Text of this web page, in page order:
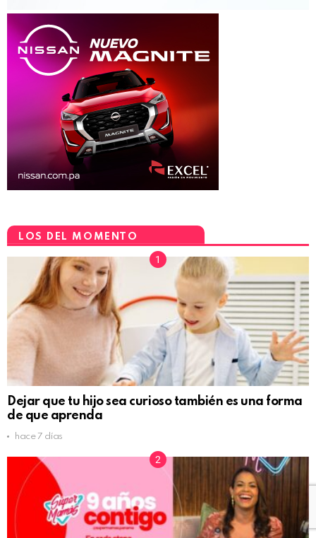
LOS DEL MOMENTO
Dejar que tu hijo sea curioso también es una forma
de que aprenda
hace 7 días